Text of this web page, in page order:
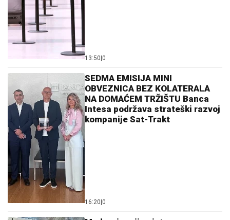
13:50 0
SEDMA EMISIJA MINI
OBVEZNICA BEZ KOLATERALA
NA DOMAĆEM TRŽIŠTU Banca
Intesa podržava strateški razvoj
kompanije Sat-Trakt
16:20 0